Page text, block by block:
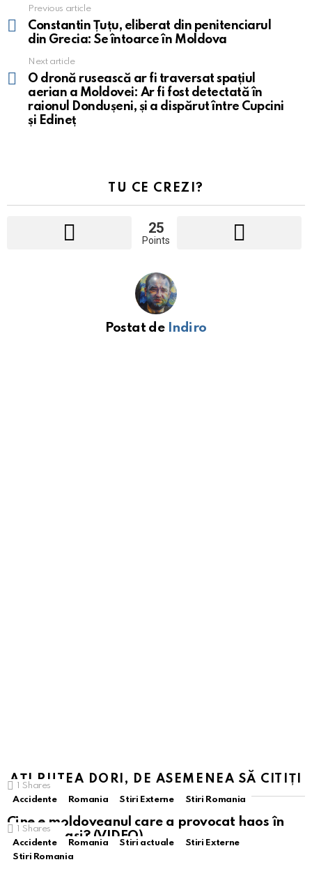
more
Previous article
Constantin Țuțu, eliberat din penitenciarul
din Grecia: Se întoarce în Moldova
Next article
O dronă rusească ar fi traversat spațiul
aerian a Moldovei: Ar fi fost detectată în
raionul Dondușeni, și a dispărut între Cupcini
și Edineț
TU CE CREZI?
25
Points
Postat de Indiro
AȚI PUTEA DORI, DE ASEMENEA SĂ CITIȚI
1 Shares
Accidente
Romania Stiri Externe Stiri Romania
Cine e moldoveanul care a provocat haos în
trafic la Iași? (VIDEO)
1 Shares
Accidente
Romania Stiri actuale
Stiri Externe
Stiri Romania